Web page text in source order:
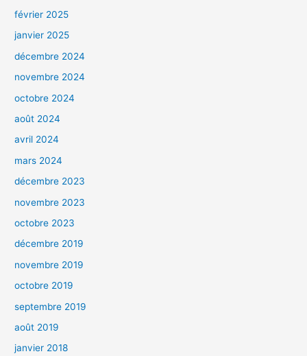
février 2025
janvier 2025
décembre 2024
novembre 2024
octobre 2024
août 2024
avril 2024
mars 2024
décembre 2023
novembre 2023
octobre 2023
décembre 2019
novembre 2019
octobre 2019
septembre 2019
août 2019
janvier 2018